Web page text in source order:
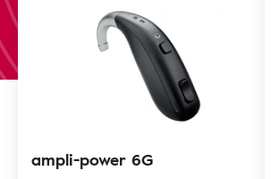
ampli-power 6G